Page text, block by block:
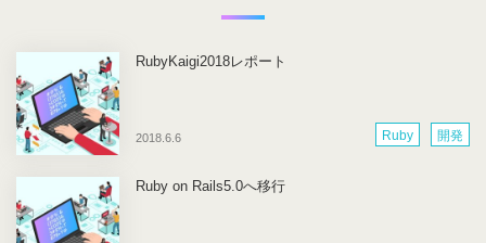
2018.6.6
RubyKaigi2018レポート
Ruby 開発
Ruby on Rails5.0へ移行